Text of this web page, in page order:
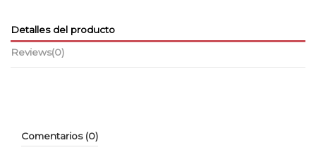
Detalles del producto
Reviews(0)
Comentarios (0)